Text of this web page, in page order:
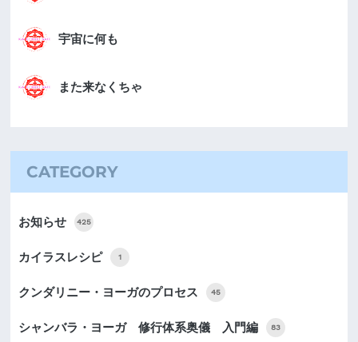
宇宙に何も
また来なくちゃ
CATEGORY
お知らせ 425
カイラスレシピ 1
クンダリニー・ヨーガのプロセス 45
シャンバラ・ヨーガ 修行体系奥儀 入門編 83